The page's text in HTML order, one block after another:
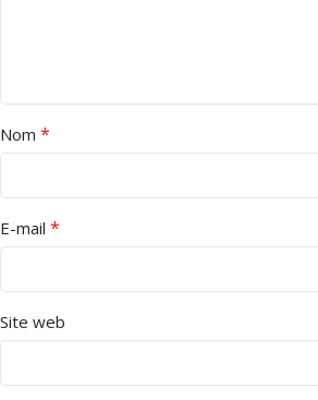
Nom *
E-mail *
Site web